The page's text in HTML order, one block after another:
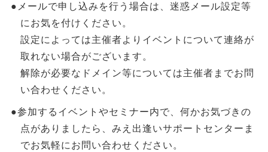
●メールで申し込みを行う場合は、迷惑メール設定等
にお気を付けください。
設定によっては主催者よりイベントについて連絡が
取れない場合がございます。
解除が必要なドメイン等については主催者までお問
い合わせください。
●参加するイベントやセミナー内で、何かお気づきの
点がありましたら、みえ出逢いサポートセンターま
でお気軽にお問い合わせください。